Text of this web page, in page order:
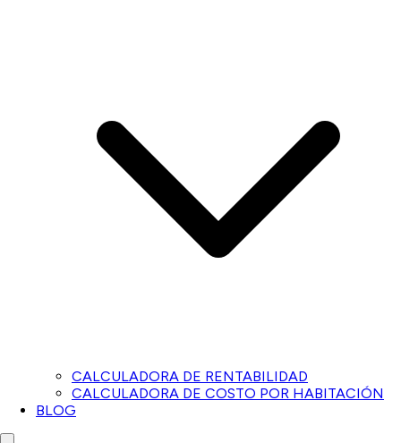
CALCULADORA DE RENTABILIDAD
CALCULADORA DE COSTO POR HABITACIÓN
BLOG